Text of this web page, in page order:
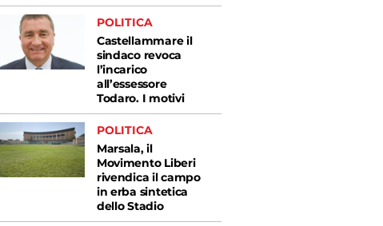
POLITICA
Castellammare il
sindaco revoca
l’incarico
all’essessore
Todaro. I motivi
POLITICA
Marsala, il
Movimento Liberi
rivendica il campo
in erba sintetica
dello Stadio